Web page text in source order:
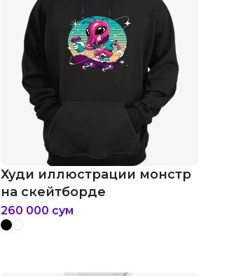
Худи иллюстрации монстр
на скейтборде
260 000 сум